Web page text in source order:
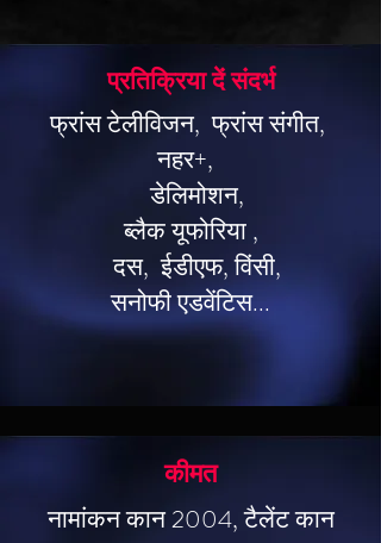
प्रतिक्रिया दें संदर्भ
फ्रांस टेलीविजन, फ्रांस संगीत,
नहर+,
डेलिमोशन,
ब्लैक यूफोरिया ,
दस, ईडीएफ,विंसी,
सनोफी एडवेंटिस...
कीमत
नामांकन कान 2004, टैलेंट कान